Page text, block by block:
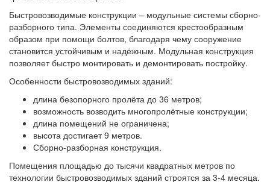
Быстровозводимые конструкции – модульные системы сборно-
разборного типа. Элементы соединяются крестообразным
образом при помощи болтов, благодаря чему сооружение
становится устойчивым и надёжным. Модульная конструкция
позволяет быстро монтировать и демонтировать постройку.
Особенности быстровозводимых зданий:
длина безопорного пролёта до 36 метров;
возможность возводить многопролётные конструкции;
длина помещений не ограничена;
высота достигает 9 метров.
Сборно-разборная конструкция.
Помещения площадью до тысячи квадратных метров по
технологии быстровозводимых зданий строятся за 3-4 месяца.